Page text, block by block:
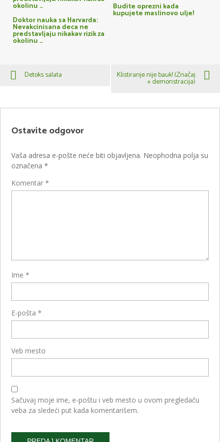
Doktor nauka sa Harvarda:
Nevakcinisana deca ne
predstavljaju nikakav rizik za
okolinu …
Budite oprezni kada
kupujete maslinovo ulje!
Detoks salata Klistiranje nije bauk! (Značaj
+ demonstracija)
Ostavite odgovor
Vaša adresa e-pošte neće biti objavljena. Neophodna polja su
označena*
Komentar*
Ime*
E-pošta*
Veb mesto
Sačuvaj moje ime, e-poštu i veb mesto u ovom pregledaču
veba za sledeći put kada komentarišem.